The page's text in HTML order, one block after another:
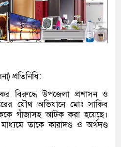
প্রতিনিধি:
বিরুদ্ধে উপজেলা প্রশাসন ও
যৌথ অভিযানে মোঃ সাকিব
গাঁজাসহ আটক করা হয়েছে।
তাকে কারাদণ্ড ও অর্থদণ্ড